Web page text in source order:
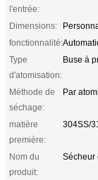
l'entrée:
Dimensions:
fonctionnalité:
Type
d'atomisation:
Buse à
Méthode de
séchage:
Par
matière
première:
304SS/
Nom du
produit:
Sécheur